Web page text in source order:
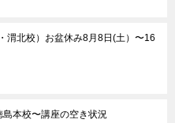
渭北校）お盆休み8月8日(土）〜16
本校〜講座の空き状況